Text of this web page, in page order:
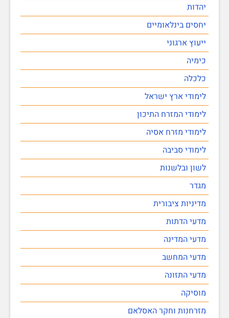
יהדות
יחסים בינלאומיים
ייעוץ ארגוני
כימיה
כלכלה
לימודי ארץ ישראל
לימודי המזרח התיכון
לימודי מזרח אסיה
לימודי סביבה
לשון ובלשנות
מגדר
מדיניות ציבורית
מדעי הדתות
מדעי המדינה
מדעי המחשב
מדעי התזונה
מוסיקה
מזרחנות וחקר האסלאם